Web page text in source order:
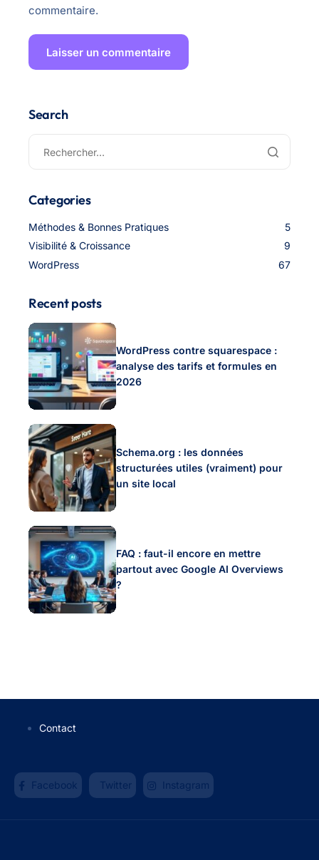
commentaire.
Search
Categories
Méthodes & Bonnes Pratiques
5
Visibilité & Croissance
9
WordPress
67
Recent posts
WordPress contre squarespace :
analyse des tarifs et formules en
2026
Schema.org : les données
structurées utiles (vraiment) pour
un site local
FAQ : faut-il encore en mettre
partout avec Google AI Overviews
?
Contact
Facebook Twitter Instagram